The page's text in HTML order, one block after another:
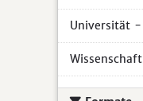
Universität -
Wissenschaft